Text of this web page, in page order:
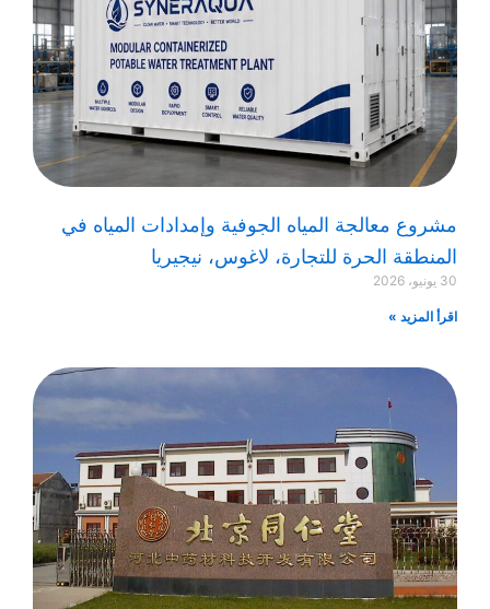
مشروع معالجة المياه الجوفية وإمدادات المياه في
المنطقة الحرة للتجارة، لاغوس، نيجيريا
30 يونيو، 2026
اقرأ المزيد »